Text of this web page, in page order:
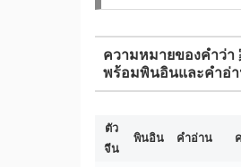
ความหมายของคำว่า
พร้อมพินอินและคำอ่
ตัว
จีน
พินอิน คำอ่าน